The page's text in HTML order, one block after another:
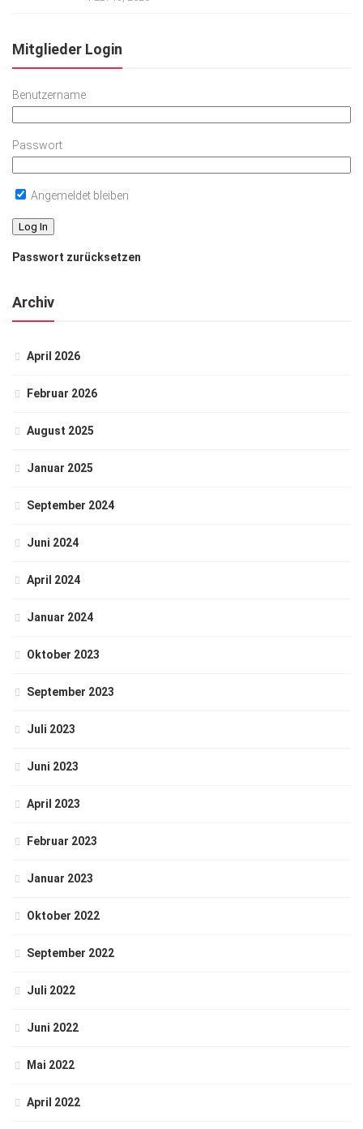
Mitglieder Login
Benutzername
Passwort
Angemeldet bleiben
Passwort zurücksetzen
Archiv
April 2026
Februar 2026
August 2025
Januar 2025
September 2024
Juni 2024
April 2024
Januar 2024
Oktober 2023
September 2023
Juli 2023
Juni 2023
April 2023
Februar 2023
Januar 2023
Oktober 2022
September 2022
Juli 2022
Juni 2022
Mai 2022
April 2022